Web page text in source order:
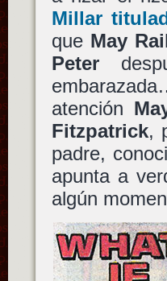
Millar
que May
Peter
atención
Fitzpatrick,
padre,
apunta a
algún